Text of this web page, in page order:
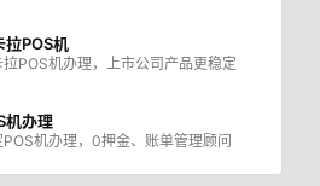
拉POS机
拉POS机办理，上市公司产品更稳定
机办理
POS机办理，0押金、账单管理顾问